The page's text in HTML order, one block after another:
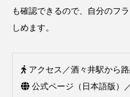
も確認できるので、自分のフ
しめます。
アクセス／酒々井駅から
公式ページ（日本語版）